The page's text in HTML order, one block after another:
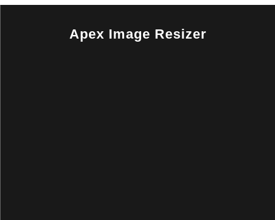
Apex Image Resizer